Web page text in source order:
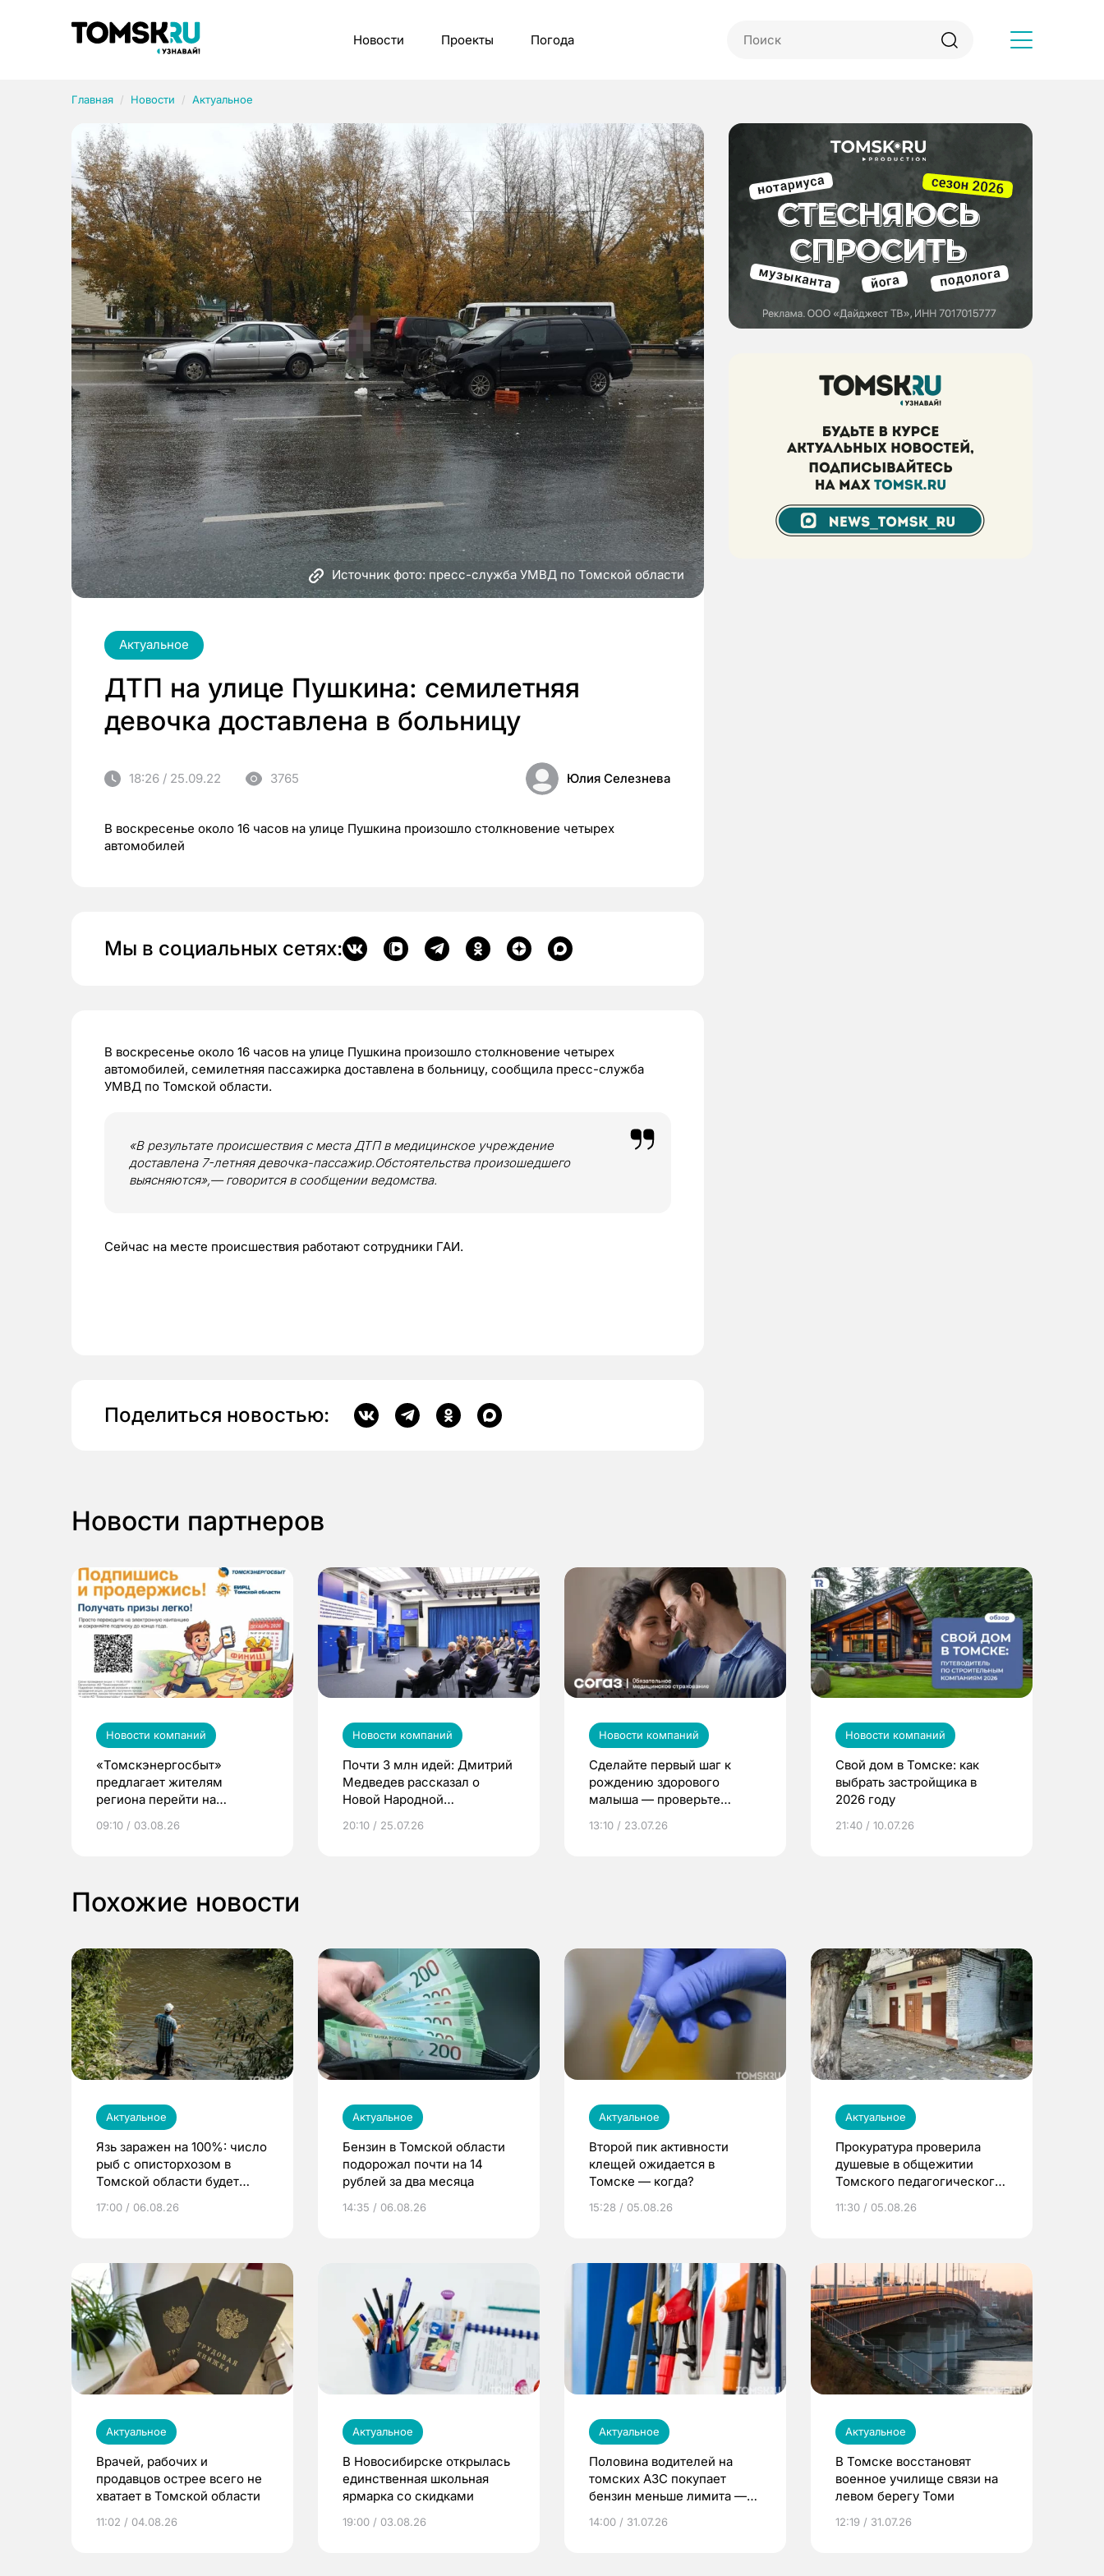
Новости Проекты Погода
Главная Новости Актуальное
Источник фото: пресс-служба УМВД по Томской области
Актуальное
ДТП на улице Пушкина: семилетняя
девочка доставлена в больницу
18:26 / 25.09.22 3765 Юлия Селезнева
В воскресенье около 16 часов на улице Пушкина произошло столкновение четырех
автомобилей
Мы в социальных сетях:
В воскресенье около 16 часов на улице Пушкина произошло столкновение четырех
автомобилей, семилетняя пассажирка доставлена в больницу, сообщила пресс-служба
УМВД по Томской области.
«В результате происшествия с места ДТП в медицинское учреждение
доставлена 7-летняя девочка-пассажир.Обстоятельства произошедшего
выясняются»,— говорится в сообщении ведомства.
Сейчас на месте происшествия работают сотрудники ГАИ.
Поделиться новостью:
Новости партнеров
Новости компаний
«Томскэнергосбыт»
предлагает жителям
региона перейти на
выиграть призы
09:10 / 03.08.26
Новости компаний
Почти 3 млн идей: Дмитрий
Медведев рассказал о
Новой Народной
20:10 / 25.07.26
Новости компаний
Сделайте первый шаг к
рождению здорового
малыша — проверьте
по ОМС!
13:10 / 23.07.26
Новости компаний
Свой дом в Томске: как
выбрать застройщика в
2026 году
21:40 / 10.07.26
Похожие новости
Актуальное
Язь заражен на 100%: число
рыб с описторхозом в
Томской области будет
17:00 / 06.08.26
Актуальное
Бензин в Томской области
подорожал почти на 14
рублей за два месяца
14:35 / 06.08.26
Актуальное
Второй пик активности
клещей ожидается в
Томске — когда?
15:28 / 05.08.26
Актуальное
Прокуратура проверила
душевые в общежитии
Томского педагогического
11:30 / 05.08.26
Актуальное
Врачей, рабочих и
продавцов острее всего не
хватает в Томской области
11:02 / 04.08.26
Актуальное
В Новосибирске открылась
единственная школьная
ярмарка со скидками
19:00 / 03.08.26
Актуальное
Половина водителей на
томских АЗС покупает
бензин меньше лимита —
14:00 / 31.07.26
Актуальное
В Томске восстановят
военное училище связи на
левом берегу Томи
12:19 / 31.07.26
Рубрики